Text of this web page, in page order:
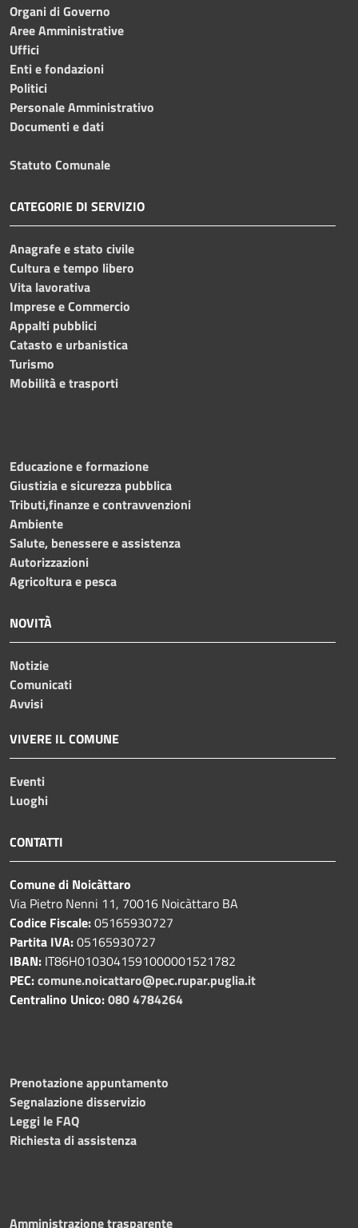
Organi di Governo
Aree Amministrative
Uffici
Enti e fondazioni
Politici
Personale Amministrativo
Documenti e dati
Statuto Comunale
CATEGORIE DI SERVIZIO
Anagrafe e stato civile
Cultura e tempo libero
Vita lavorativa
Imprese e Commercio
Appalti pubblici
Catasto e urbanistica
Turismo
Mobilità e trasporti
Educazione e formazione
Giustizia e sicurezza pubblica
Tributi,finanze e contravvenzioni
Ambiente
Salute, benessere e assistenza
Autorizzazioni
Agricoltura e pesca
NOVITÀ
Notizie
Comunicati
Avvisi
VIVERE IL COMUNE
Eventi
Luoghi
CONTATTI
Comune di Noicàttaro
Via Pietro Nenni 11, 70016 Noicàttaro BA
Codice Fiscale:05165930727
Partita IVA:05165930727
IBAN: IT86H0103041591000001521782
PEC:comune.noicattaro@pec.rupar.puglia.it
Centralino Unico:080 4784264
Prenotazione appuntamento
Segnalazione disservizio
Leggi le FAQ
Richiesta di assistenza
Amministrazione trasparente